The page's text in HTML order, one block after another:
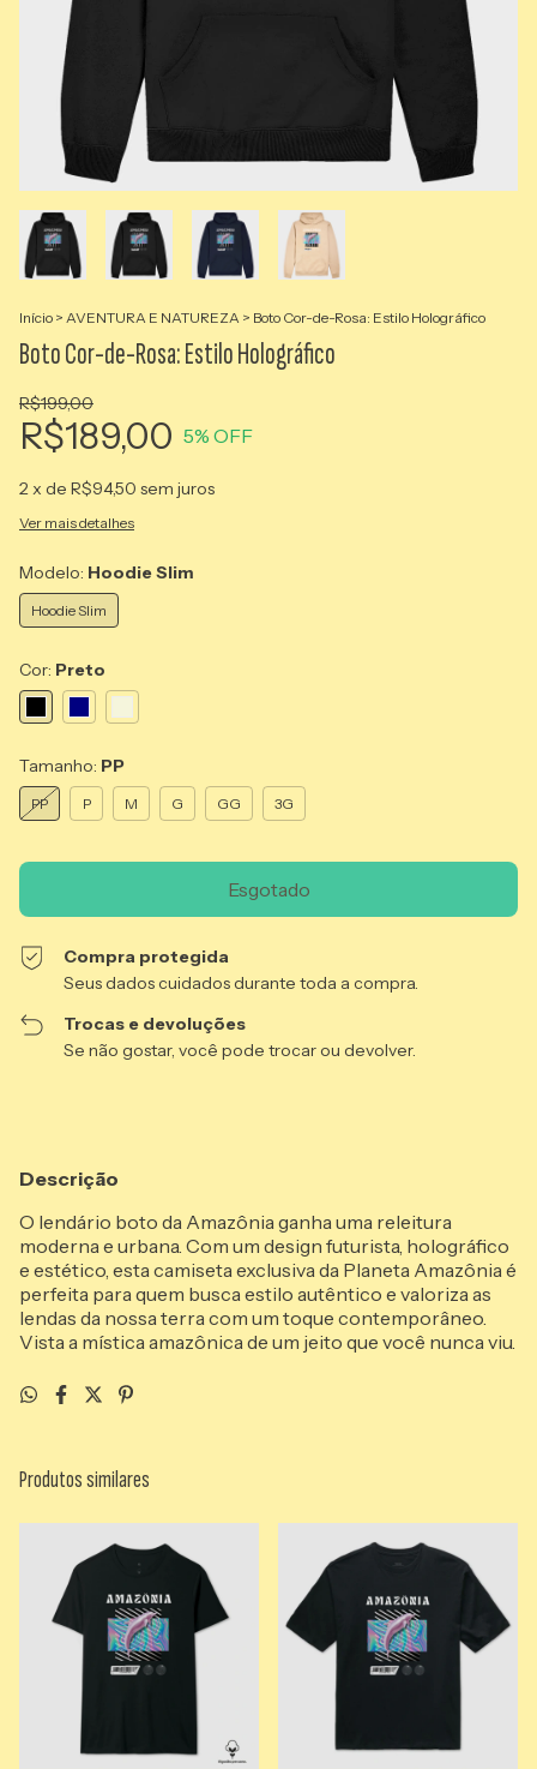
Início > AVENTURA E NATUREZA > Boto Cor-de-Rosa: Estilo Holográfico
Boto Cor-de-Rosa: Estilo Holográfico
R$199,00
R$189,00 5% OFF
2x de R$94,50 sem juros
Ver mais detalhes
Modelo: Hoodie Slim
Hoodie Slim
Cor: Preto
Tamanho: PP
PP P M G GG 3G
Compra protegida
Seus dados cuidados durante toda a compra.
Trocas e devoluções
Se não gostar, você pode trocar ou devolver.
Descrição
O lendário boto da Amazônia ganha uma releitura
moderna e urbana. Com um design futurista, holográfico
e estético, esta camiseta exclusiva da Planeta Amazônia é
perfeita para quem busca estilo autêntico e valoriza as
lendas da nossa terra com um toque contemporâneo.
Vista a mística amazônica de um jeito que você nunca viu.
Produtos similares